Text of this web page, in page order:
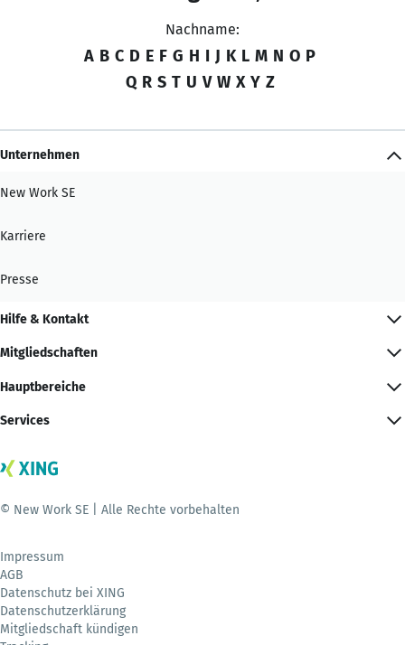
Nachname:
A B C D E F G H I J K L M N O P
Q R S T U V W X Y Z
Unternehmen
New Work SE
Karriere
Presse
Hilfe & Kontakt
Mitgliedschaften
Hauptbereiche
Services
© New Work SE | Alle Rechte vorbehalten
Impressum
AGB
Datenschutz bei XING
Datenschutzerklärung
Mitgliedschaft kündigen